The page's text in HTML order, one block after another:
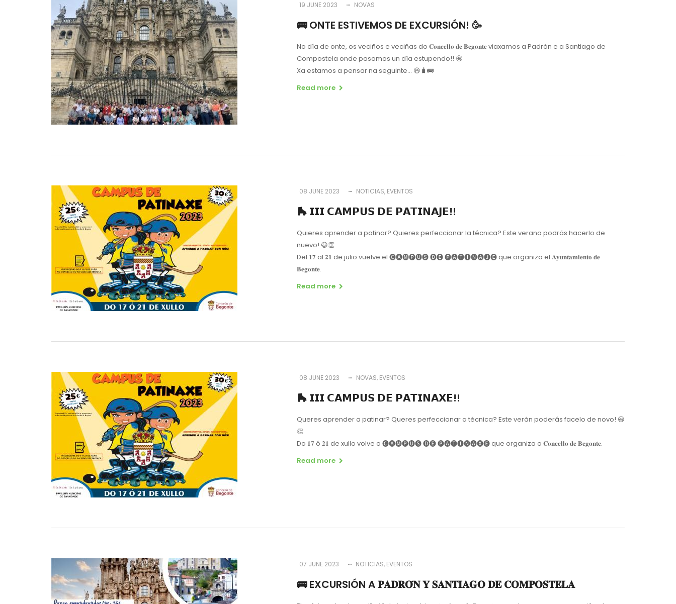
19 JUNE 2023 NOVAS
🚌 ONTE ESTIVEMOS DE EXCURSIÓN! 🥳
No día de onte, os veciños e veciñas do 𝐂𝐨𝐧𝐜𝐞𝐥𝐥𝐨 𝐝𝐞 𝐁𝐞𝐠𝐨𝐧𝐭𝐞 viaxamos a Padrón e a Santiago de
Compostela onde pasamos un día estupendo!! 🤩
Xa estamos a pensar na seguinte… 😃🧳🚌
Read more
08 JUNE 2023 NOTICIAS EVENTOS
🛼 𝗜𝗜𝗜 𝗖𝗔𝗠𝗣𝗨𝗦 𝗗𝗘 𝗣𝗔𝗧𝗜𝗡𝗔𝗝𝗘!!
Quieres aprender a patinar? Quieres perfeccionar la técnica? Este verano podrás hacerlo de
nuevo! 😃👏
Del 𝟏𝟕 al 𝟐𝟏 de julio vuelve el 🅒🅐🅜🅟🅤🅢 🅓🅔 🅟🅐🅣🅘🅝🅐🅙🅔 que organiza el 𝐀𝐲𝐮𝐧𝐭𝐚𝐦𝐢𝐞𝐧𝐭𝐨 𝐝𝐞
𝐁𝐞𝐠𝐨𝐧𝐭𝐞.
Read more
08 JUNE 2023 NOVAS EVENTOS
🛼 𝗜𝗜𝗜 𝗖𝗔𝗠𝗣𝗨𝗦 𝗗𝗘 𝗣𝗔𝗧𝗜𝗡𝗔𝗫𝗘!!
Queres aprender a patinar? Queres perfeccionar a técnica? Este verán poderás facelo de novo! 😃
👏
Do 𝟏𝟕 ó 𝟐𝟏 de xullo volve o 🅒🅐🅜🅟🅤🅢 🅓🅔 🅟🅐🅣🅘🅝🅐🅧🅔 que organiza o 𝐂𝐨𝐧𝐜𝐞𝐥𝐥𝐨 𝐝𝐞 𝐁𝐞𝐠𝐨𝐧𝐭𝐞.
Read more
07 JUNE 2023 NOTICIAS EVENTOS
🚌 EXCURSIÓN A 𝐏𝐀𝐃𝐑𝐎́𝐍 𝐘 𝐒𝐀𝐍𝐓𝐈𝐀𝐆𝐎 𝐃𝐄 𝐂𝐎𝐌𝐏𝐎𝐒𝐓𝐄𝐋𝐀